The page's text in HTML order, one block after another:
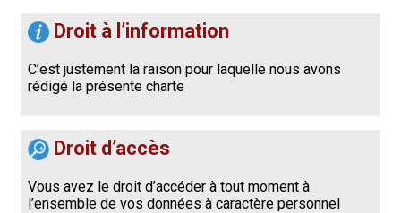
Droit à l’information
C’est justement la raison pour laquelle nous avons
rédigé la présente charte
Droit d’accès
Vous avez le droit d’accéder à tout moment à
l’ensemble de vos données à caractère personnel